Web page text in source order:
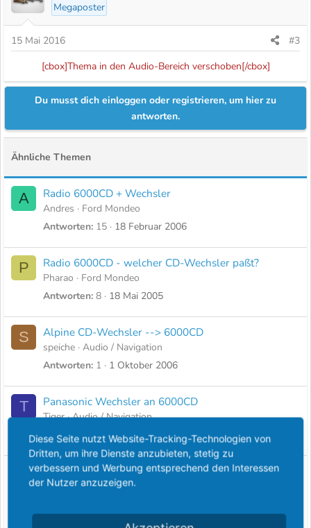
Megaposter
15 Mai 2016
#3
[cbox]Thema in den Audio-Bereich verschoben[/cbox]
Du musst dich einloggen oder registrieren, um hier zu
antworten.
Ähnliche Themen
A Radio 6000CD + Wechsler
Andres
Ford Mondeo
Antworten 15 18 Februar 2006
P Radio 6000CD - welcher CD-Wechsler paßt?
Pharao
Ford Mondeo
Antworten 8 18 Mai 2005
S Alpine CD-Wechsler --> 6000CD
speiche Audio / Navigation
Antworten 1 1 Oktober 2006
T Panasonic Wechsler an 6000CD
Tiger Audio / Navigation
Antworten 3 9 Oktober 2005
Welches Magazin psst in den CD Wechsler im
1997er Mondeo
Diese Seite nutzt Website-Tracking-Technologien von
Dritten, um ihre Dienste anzubieten, stetig zu
verbessern und Werbung entsprechend den Interessen
der Nutzer anzuzeigen.